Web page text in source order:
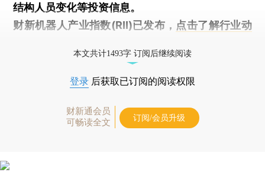
结构人员变化等投资信息。
财新机器人产业指数(RII)已发布， 点击了解行业动
本文共计1493字 订阅后继续阅读
登录 后获取已订阅的阅读权限
财新通会员
可畅读全文
订阅/会员升级